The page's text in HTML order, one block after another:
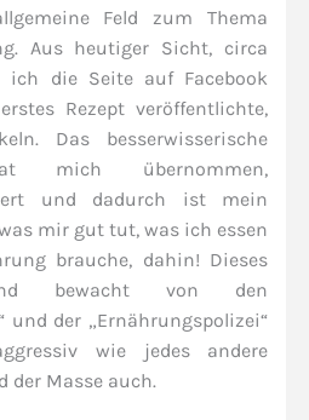
Feld zum Thema
Aus heutiger Sicht, circa
ich die Seite auf Facebook
Rezept veröffentlichte,
Das besserwisserische
mich übernommen,
und dadurch ist mein
mir gut tut, was ich essen
brauche, dahin! Dieses
bewacht von den
und der „Ernährungspolizei“
wie jedes andere
der Masse auch.